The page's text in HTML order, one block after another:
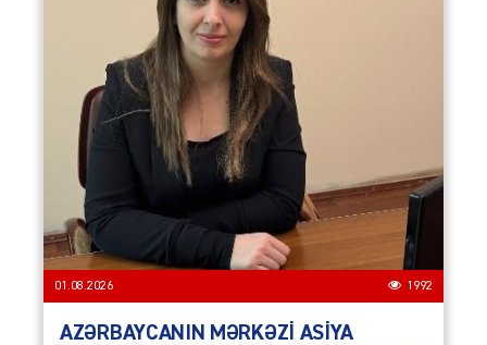
01.08.2026 1992
AZƏRBAYCANIN MƏRKƏZİ ASİYA